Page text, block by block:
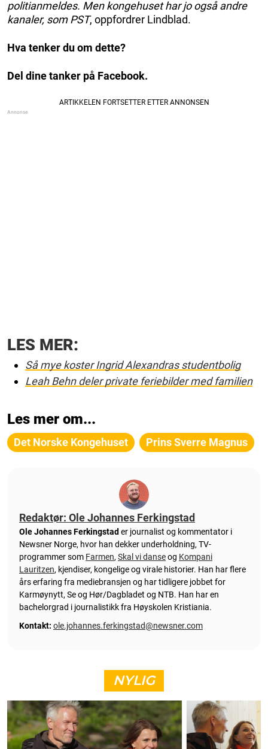
politianmeldes. Men kongehuset har jo også andre
kanaler, som PST, oppfordrer Lindblad.
Hva tenker du om dette?
Del dine tanker på Facebook.
LES MER:
Så mye koster Ingrid Alexandras studentbolig
Leah Behn deler private feriebilder med familien
Les mer om...
Det Norske Kongehuset Prins Sverre Magnus
Redaktør: Ole Johannes Ferkingstad
Ole Johannes Ferkingstader journalist og kommentator i
Newsner Norge, hvor han dekker underholdning, TV-
programmer som Farmen, Skal vi danseog Kompani
Lauritzen, kjendiser, kongelige og virale historier. Han har flere
års erfaring fra mediebransjen og har tidligere jobbet for
Karmøynytt, Se og Hør/Dagbladet og NTB. Han har en
bachelorgrad i journalistikk fra Høyskolen Kristiania.
Kontakt: ole.johannes.ferkingstad@newsner.com
NYLIG